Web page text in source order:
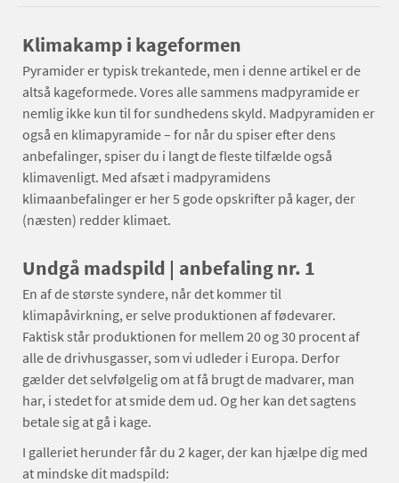
Klimakamp i kageformen
Pyramider er typisk trekantede, men i denne artikel er de
altså kageformede. Vores alle sammens madpyramide er
nemlig ikke kun til for sundhedens skyld. Madpyramiden er
også en klimapyramide – for når du spiser efter dens
anbefalinger, spiser du i langt de fleste tilfælde også
klimavenligt. Med afsæt i madpyramidens
klimaanbefalinger er her 5 gode opskrifter på kager, der
(næsten) redder klimaet.
Undgå madspild | anbefaling nr. 1
En af de største syndere, når det kommer til
klimapåvirkning, er selve produktionen af fødevarer.
Faktisk står produktionen for mellem 20 og 30 procent af
alle de drivhusgasser, som vi udleder i Europa. Derfor
gælder det selvfølgelig om at få brugt de madvarer, man
har, i stedet for at smide dem ud. Og her kan det sagtens
betale sig at gå i kage.
I galleriet herunder får du 2 kager, der kan hjælpe dig med
at mindske dit madspild: